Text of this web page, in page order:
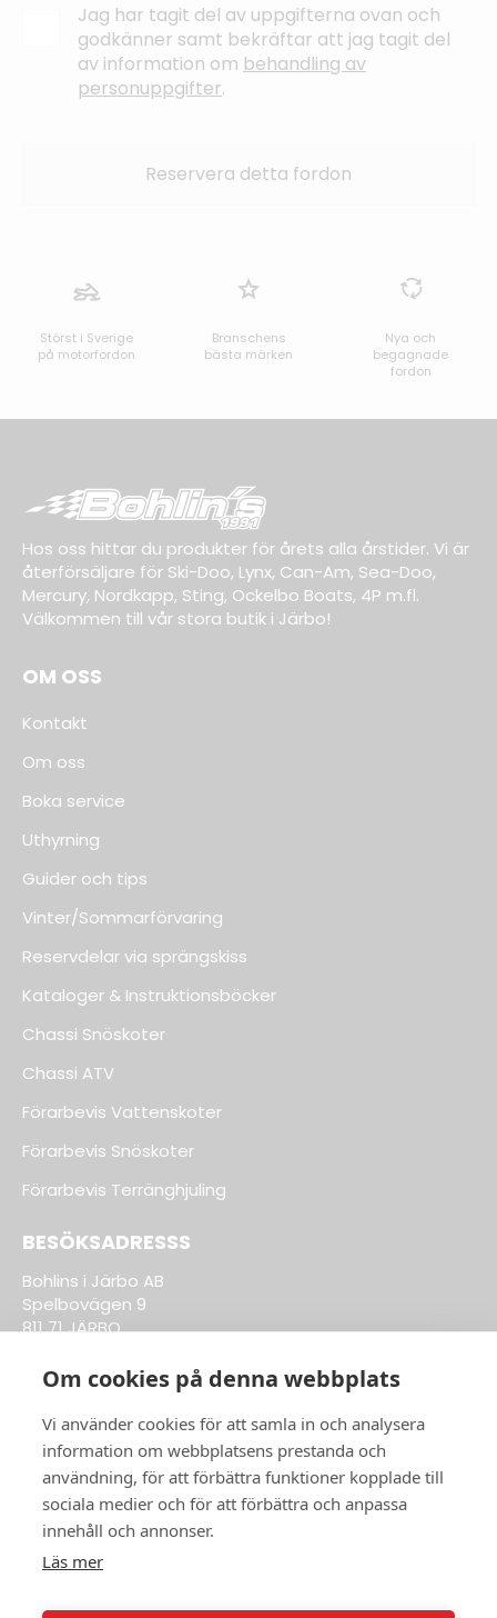
Om cookies på denna webbplats
Vi använder cookies för att samla in och analysera
information om webbplatsens prestanda och
användning, för att förbättra funktioner kopplade till
sociala medier och för att förbättra och anpassa
innehåll och annonser.
Läs mer
Jag har tagit del av uppgifterna ovan och
godkänner samt bekräftar att jag tagit del
av information om behandling av
personuppgifter.
Störst i Sverige
på motorfordon
Branschens
bästa märken
Nya och
begagnade
fordon
Hos oss hittar du produkter för årets alla årstider. Vi är
återförsäljare för Ski-Doo, Lynx, Can-Am, Sea-Doo,
Mercury, Nordkapp, Sting, Ockelbo Boats, 4P m.fl.
Välkommen till vår stora butik i Järbo!
OM OSS
Kontakt
Om oss
Boka service
Uthyrning
Guider och tips
Vinter/Sommarförvaring
Reservdelar via sprängskiss
Kataloger & Instruktionsböcker
Chassi Snöskoter
Chassi ATV
Förarbevis Vattenskoter
Förarbevis Snöskoter
Förarbevis Terränghjuling
BESÖKSADRESSS
Bohlins i Järbo AB
Spelbovägen 9
811 71 JÄRBO
ÖPPETTIDER BUTIK:
Vardagar 8-17
ÖPPETTIDER VERKSTAD: